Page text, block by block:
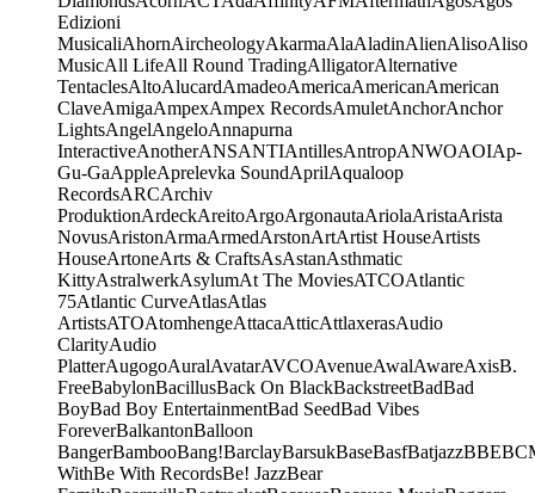
Edizioni
MusicaliAhornAircheologyAkarmaAlaAladinAlienAlisoAliso
MusicAll LifeAll Round TradingAlligatorAlternative
TentaclesAltoAlucardAmadeoAmericaAmericanAmerican
ClaveAmigaAmpexAmpex RecordsAmuletAnchorAnchor
LightsAngelAngeloAnnapurna
InteractiveAnotherANSANTIAntillesAntropANWOAOIAp-
Gu-GaAppleAprelevka SoundAprilAqualoop
RecordsARCArchiv
ProduktionArdeckAreitoArgoArgonautaAriolaAristaArista
NovusAristonArmaArmedArstonArtArtist HouseArtists
HouseArtoneArts & CraftsAsAstanAsthmatic
KittyAstralwerkAsylumAt The MoviesATCOAtlantic
75Atlantic CurveAtlasAtlas
ArtistsATOAtomhengeAttacaAtticAttlaxerasAudio
ClarityAudio
PlatterAugogoAuralAvatarAVCOAvenueAwalAwareAxisB.
FreeBabylonBacillusBack On BlackBackstreetBadBad
BoyBad Boy EntertainmentBad SeedBad Vibes
ForeverBalkantonBalloon
BangerBambooBang!BarclayBarsukBaseBasfBatjazzBBE
WithBe With RecordsBe! JazzBear